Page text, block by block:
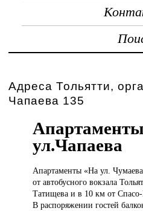
Адреса Тольятти,
Чапаева 135
ул.Чапаева
Апартаменты «Наул.
от автобусного вокзала
Татищева и в 10 км от
В распоряжении гостей